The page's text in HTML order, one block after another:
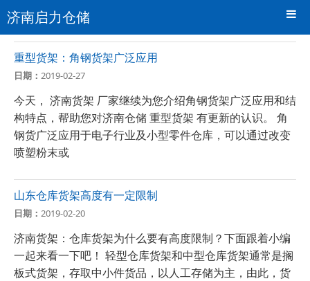
济南启力仓储
重型货架：角钢货架广泛应用
日期： 2019-02-27
今天， 济南货架 厂家继续为您介绍角钢货架广泛应用和结
构特点，帮助您对济南仓储 重型货架 有更新的认识。 角
钢货广泛应用于电子行业及小型零件仓库，可以通过改变
喷塑粉末或
山东仓库货架高度有一定限制
日期： 2019-02-20
济南货架：仓库货架为什么要有高度限制？下面跟着小编
一起来看一下吧！ 轻型仓库货架和中型仓库货架通常是搁
板式货架，存取中小件货品，以人工存储为主，由此，货